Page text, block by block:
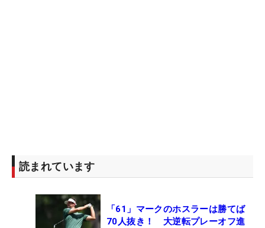
読まれています
「61」マークのホスラーは勝てば
70人抜き！ 大逆転プレーオフ進